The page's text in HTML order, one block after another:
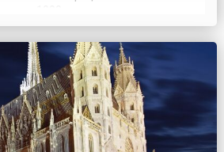
1990 года в стране состоялся
вопрос которого был поставлен
«Быть ли Словении суверенным ...